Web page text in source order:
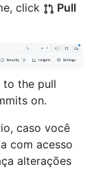
click
Pull
to the pull
on.
caso você
com acesso
alterações